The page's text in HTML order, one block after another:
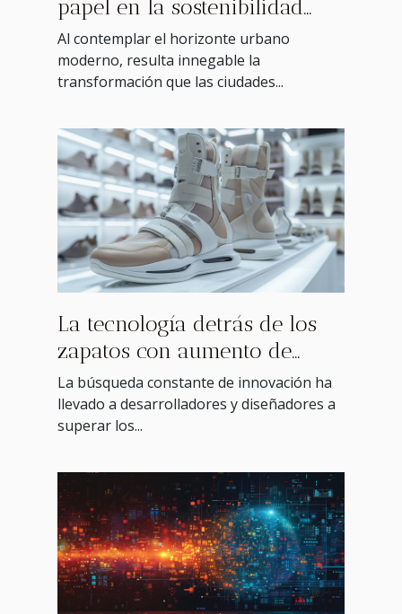
papel en la sostenibilidad
urbana
Al contemplar el horizonte urbano
moderno, resulta innegable la
transformación que las ciudades...
La tecnología detrás de los
zapatos con aumento de
altura
La búsqueda constante de innovación ha
llevado a desarrolladores y diseñadores a
superar los...